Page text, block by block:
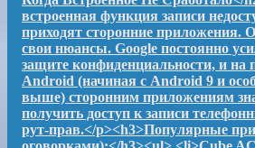
встроенная функция записи
приходят сторонние приложения.
свои нюансы. Google постоянно
защите конфиденциальности, и на
Android (начиная с Android 9 и
выше) сторонним приложениям
получить доступ к записи
рут-прав.</p><h3>Популярные